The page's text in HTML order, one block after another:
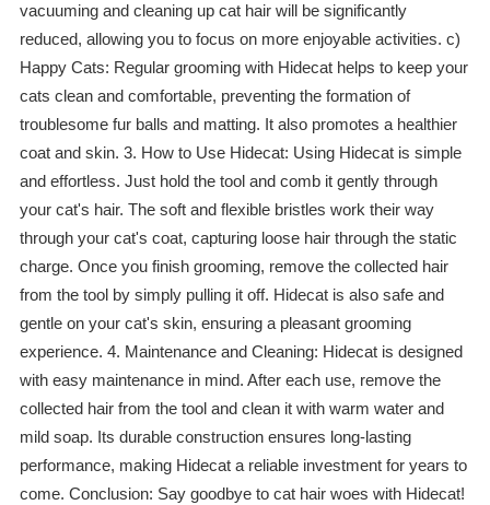
vacuuming and cleaning up cat hair will be significantly
reduced, allowing you to focus on more enjoyable activities. c)
Happy Cats: Regular grooming with Hidecat helps to keep your
cats clean and comfortable, preventing the formation of
troublesome fur balls and matting. It also promotes a healthier
coat and skin. 3. How to Use Hidecat: Using Hidecat is simple
and effortless. Just hold the tool and comb it gently through
your cat's hair. The soft and flexible bristles work their way
through your cat's coat, capturing loose hair through the static
charge. Once you finish grooming, remove the collected hair
from the tool by simply pulling it off. Hidecat is also safe and
gentle on your cat's skin, ensuring a pleasant grooming
experience. 4. Maintenance and Cleaning: Hidecat is designed
with easy maintenance in mind. After each use, remove the
collected hair from the tool and clean it with warm water and
mild soap. Its durable construction ensures long-lasting
performance, making Hidecat a reliable investment for years to
come. Conclusion: Say goodbye to cat hair woes with Hidecat!